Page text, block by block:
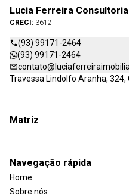
Lucia Ferreira
CRECI: 3612
(93) 99171-2464
(93) 99171-2464
Travessa Lindolfo Aranha,
Matriz
Navegação rápida
Home
Sobre nós